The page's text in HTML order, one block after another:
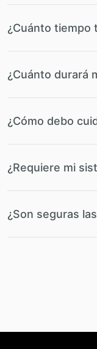
¿Cuánto tiempo
¿Cuánto durará
¿Cómo debo
¿Requiere mi
¿Son seguras